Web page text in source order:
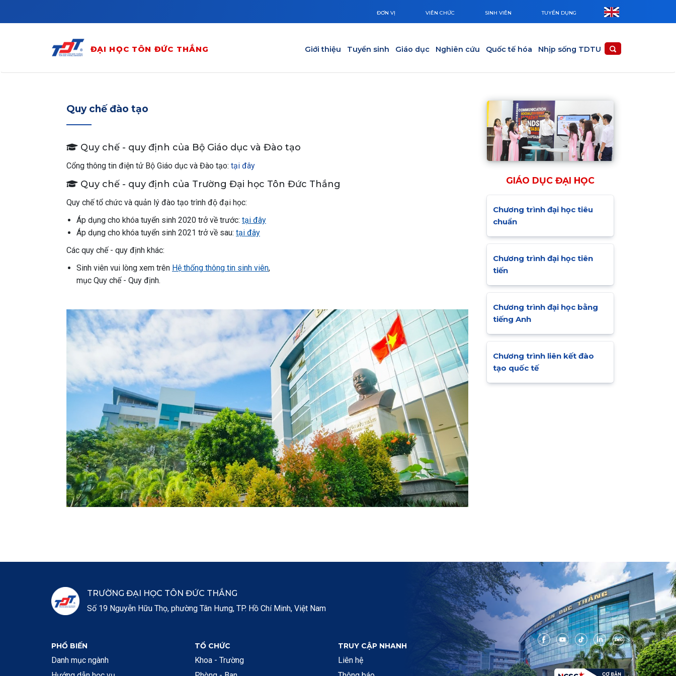
ĐƠN VỊ VIÊN CHỨC SINH VIÊN TUYỂN DỤNG
ĐẠI HỌC TÔN ĐỨC THẮNG Giới thiệu Tuyển sinh Giáo dục Nghiên cứu Quốc tế hóa Nhịp sống TDTU
Quy chế đào tạo
Quy chế - quy định của Bộ Giáo dục và Đào tạo
Cổng thông tin điện tử Bộ Giáo dục và Đào tạo: tại đây
Quy chế - quy định của Trường Đại học Tôn Đức Thắng
Quy chế tổ chức và quản lý đào tạo trình độ đại học:
Áp dụng cho khóa tuyển sinh 2020 trở về trước: tại đây
Áp dụng cho khóa tuyển sinh 2021 trở về sau: tại đây
Các quy chế - quy định khác:
Sinh viên vui lòng xem trên Hệ thống thông tin sinh viên,
mục Quy chế - Quy định.
GIÁO DỤC ĐẠI HỌC
Chương trình đại học tiêu
chuẩn
Chương trình đại học tiên
tiến
Chương trình đại học bằng
tiếng Anh
Chương trình liên kết đào
tạo quốc tế
TRƯỜNG ĐẠI HỌC TÔN ĐỨC THẮNG
Số 19 Nguyễn Hữu Thọ, phường Tân Hưng, TP. Hồ Chí Minh, Việt Nam
PHỔ BIẾN
Danh mục ngành
TỔ CHỨC
Khoa - Trường
TRUY CẬP NHANH
Liên hệ